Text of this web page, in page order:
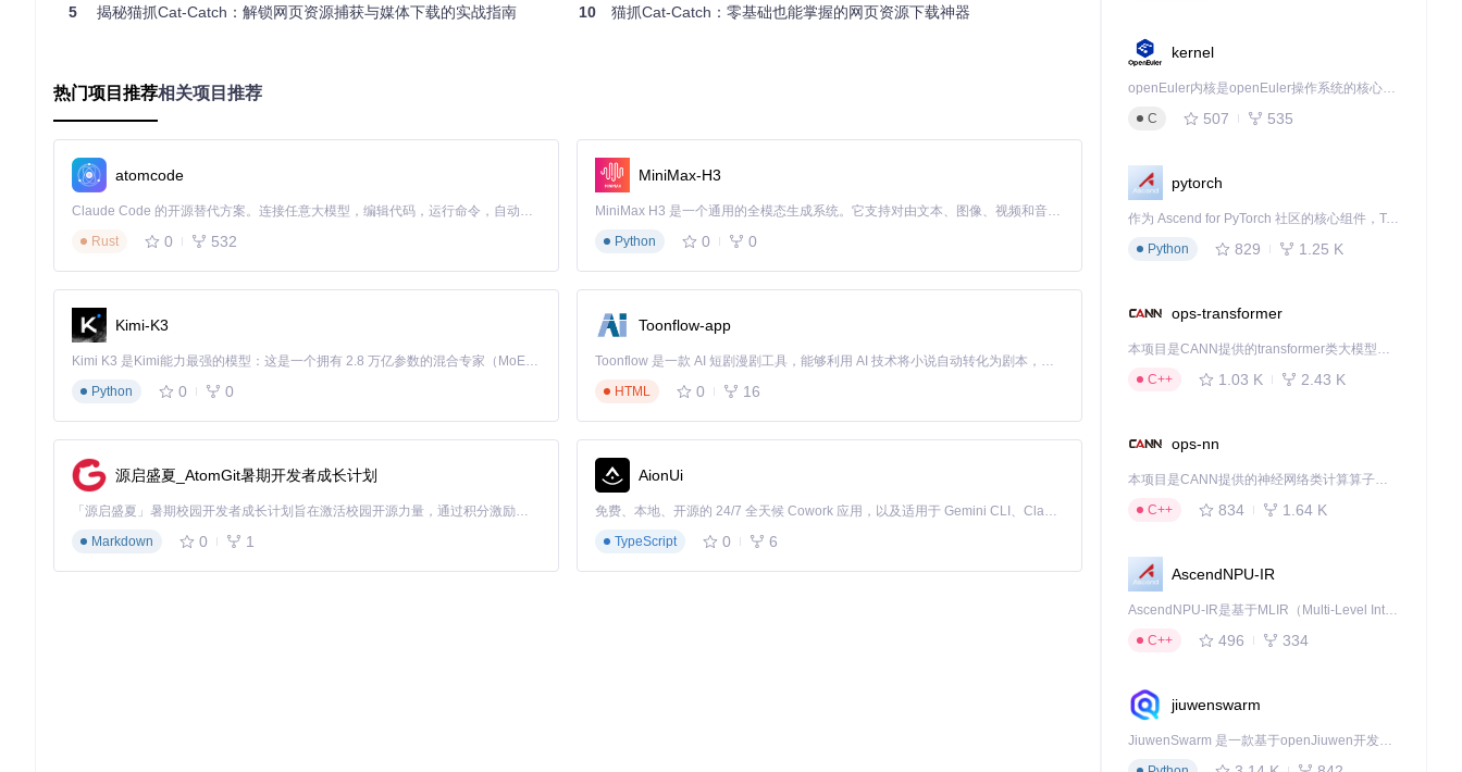
案例二：多平台素材批量采集
解决方案：
访问目标网页，点击猫抓图标打开资源面板
使用类型筛选功能只显示图片资源
批量勾选需要的素材文件
设置自定义命名规则和保存路径
点击"下载所选"完成批量采集
猫抓资源嗅探主界面
情境：远程办公的张经理需要将电脑上的会议录像快速传输到手机，以便在通勤途中观看。
解决方案：
在猫抓下载管理界面找到目标视频文件
无需安装额外应用，支持所有带扫码功能的设备
技术解析：资源捕获的工作原理
网络请求拦截机制
5 揭秘猫抓Cat-Catch：解锁网页资源捕获与媒体下载的实战指南 10 猫抓Cat-Catch：零基础也能掌握的网页资源下载神器
热门项目推荐相关项目推荐
atomcode
Claude Code 的开源替代方案。连接任意大模型，编辑代码，运行命令，自动验证 — 全自动执行。用 Rust 构建，极致性能。 ｜ An open-source alternative to Claude Code. Connect any LLM, edit code, run commands, and verify changes — autonomously. Built in Rust for speed. Get Started
Rust
0 532
MiniMax-H3
MiniMax H3 是一个通用的全模态生成系统。它支持对由文本、图像、视频和音频组成的多模态上下文进行统一理解，并能生成分辨率高达 2K、时长可达 15 秒的带原生立体声音频的视频。得益于面向任务泛化的系统设计，H3 在预训练阶段就已具备广泛的多模态上下文理解与生成能力，能够出色地执行复杂的多模态指令。
Python
0 0
Kimi-K3
Kimi K3 是Kimi能力最强的模型：这是一个拥有 2.8 万亿参数的混合专家（MoE）模型，具备原生视觉理解能力，并支持 100 万 token 的上下文窗口。
Python
0 0
Toonflow-app
Toonflow 是一款 AI 短剧漫剧工具，能够利用 AI 技术将小说自动转化为剧本，并结合 AI 生成的图片和视频，实现高效的短剧创作。借助 Toonflow，可以轻松完成从文字到影像的全流程，让短剧制作变得更加智能与便捷。
HTML
0 16
源启盛夏_AtomGit暑期开发者成长计划
「源启盛夏」暑期校园开发者成长计划旨在激活校园开源力量，通过积分激励、认证扶持、资源倾斜等形式，引导高校组织和开发者完成「入驻 — 建项目 — 做贡献 — 获认证 — 得资源」的完整闭环。无论你是想带领社团入驻平台的组织者，还是希望用代码贡献证明自己的开发者，都能在这里找到属于你的成长路径。
Markdown
0 1
AionUi
免费、本地、开源的 24/7 全天候 Cowork 应用，以及适用于 Gemini CLI、Claude Code、Codex、OpenCode、Qwen Code、Goose CLI、Auggie 等的 OpenClaw | 🌟 喜欢就点star吧
TypeScript
0 6
kernel
openEuler内核是openEuler操作系统的核心，既是系统性能与稳定性的基石，也是连接处理器、设备与服务的桥梁。
C
507 535
pytorch
作为 Ascend for PyTorch 社区的核心组件，TorchNPU 是昇腾专为 PyTorch 打造的深度学习适配插件，使 PyTorch 框架能够直接调用昇腾 NPU，为开发者提供昇腾 AI 处理器的超强算力。
Python
829 1.25 K
ops-transformer
本项目是CANN提供的transformer类大模型算子库，实现网络在NPU上加速计算。
C++
1.03 K 2.43 K
ops-nn
本项目是CANN提供的神经网络类计算算子库，实现网络在NPU上加速计算。
C++
834 1.64 K
AscendNPU-IR
AscendNPU-IR是基于MLIR（Multi-Level Intermediate Representation）构建的，面向昇腾亲和算子编译时使用的中间表示，提供昇腾完备表达能力，通过编译优化提升昇腾AI处理器计算效率，支持通过生态框架使能昇腾AI处理器与深度调优
C++
496 334
jiuwenswarm
JiuwenSwarm 是一款基于openJiuwen开发的智能AI Agent，它能够将大语言模型的强大能力，通过你日常使用的各类通讯应用，直接延伸至你的指尖。